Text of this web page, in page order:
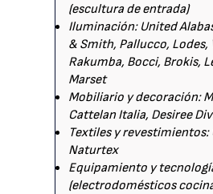
(escultura de entrada)
Iluminación: United
& Smith, Pallucco, Lodes,
Rakumba, Bocci, Brokis,
Marset
Mobiliario y decoración:
Cattelan Italia, Desiree
Textiles y revestimientos:
Naturtex
Equipamiento y
(electrodomésticos